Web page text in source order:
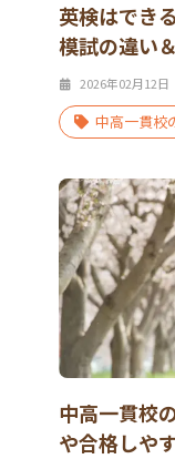
英検はでき
模試の違い
2026年02月12日
中高一貫校
中高一貫校
や合格しや